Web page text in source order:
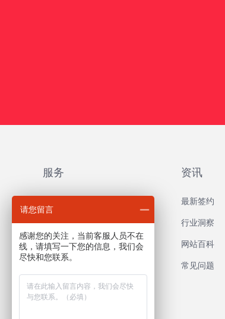
服务
外贸网站建设
营销推广网站建设
资讯
最新签约
行业洞察
网站百科
常见问题
请您留言
感谢您的关注，当前客服人员不在
线，请填写一下您的信息，我们会
尽快和您联系。